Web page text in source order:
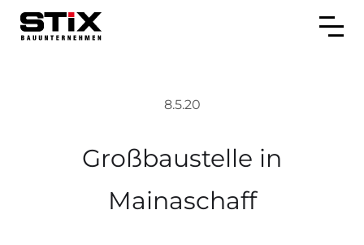
8.5.20
Großbaustelle in
Mainaschaff